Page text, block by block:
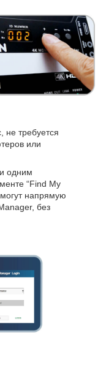
не требуется
или
одним
“Find My
напрямую
без